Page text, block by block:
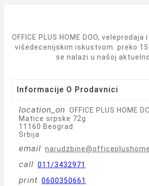
OFFICE PLUS HOME DOO,
višedecenijskim iskustvom. preko
se nalazi u našoj
Informacije O Prodavnici
location_on
OFFICE PLUS HOME
Matice srpske 72g
11160 Beograd
Srbija
email
call 011/3432971
print 0600350661